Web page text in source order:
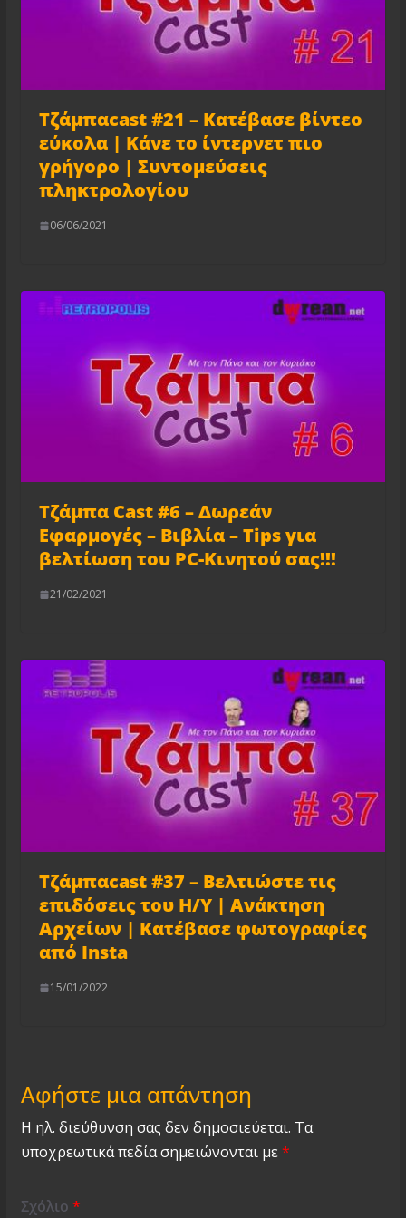
Τζάμπαcast #21 – Κατέβασε βίντεο
εύκολα | Κάνε το ίντερνετ πιο
γρήγορο | Συντομεύσεις
πληκτρολογίου
06/06/2021
Τζάμπα Cast #6 – Δωρεάν
Εφαρμογές – Βιβλία – Tips για
βελτίωση του PC-Κινητού σας!!!
21/02/2021
Τζάμπαcast #37 – Βελτιώστε τις
επιδόσεις του Η/Υ | Ανάκτηση
Αρχείων | Κατέβασε φωτογραφίες
από Insta
15/01/2022
Αφήστε μια απάντηση
Η ηλ. διεύθυνση σας δεν δημοσιεύεται. Τα
υποχρεωτικά πεδία σημειώνονται με*
Σχόλιο *